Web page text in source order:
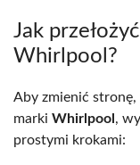
Jak
Whirlpool?
Aby zmienić
marki Whirlpool ,
prostymi krokami: